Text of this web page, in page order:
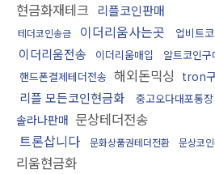
현금화재테크 리플코인판매
테더코인송금 이더리움사는곳 업비트
이더리움전송 이더리움매입
알트코인구
핸드폰결제테더전송 해외돈믹싱 tron
리플 모든코인현금화 중고오다대포통장
솔라나판매 문상테더전송
트론삽니다
문화상품권테더전환 문상코
리움현금화